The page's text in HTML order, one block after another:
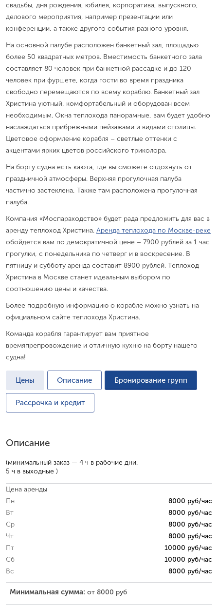
свадьбы, дня рождения, юбилея, корпоратива, выпускного,
делового мероприятия, например презентации или
конференции, а также другого события разного уровня.
На основной палубе расположен банкетный зал, площадью
более 50 квадратных метров. Вместимость банкетного зала
составляет 80 человек при банкетной рассадке и до 120
человек при фуршете, когда гости во время праздника
свободно перемещаются по всему кораблю. Банкетный зал
Христина уютный, комфортабельный и оборудован всем
необходимым. Окна теплохода панорамные, вам будет удобно
наслаждаться прибрежными пейзажами и видами столицы.
Цветовое оформление корабля – светлые оттенки с
акцентами ярких цветов российского триколора.
На борту судна есть каюта, где вы сможете отдохнуть от
праздничной атмосферы. Верхняя прогулочная палуба
частично застеклена, Также там расположена прогулочная
палуба.
Компания «Моспараходство» будет рада предложить для вас в
аренду теплоход Христина. Аренда теплохода по Москве-реке
обойдется вам по демократичной цене – 7900 рублей за 1 час
прогулки, с понедельника по четверг и в воскресение. В
пятницу и субботу аренда составит 8900 рублей. Теплоход
Христина в Москве станет идеальным выбором по
соотношению цены и качества.
Более подробную информацию о корабле можно узнать на
официальном сайте теплохода Христина.
Команда корабля гарантирует вам приятное
времяпрепровождение и отличную кухню на борту нашего
судна!
Цены Описание Бронирование групп
Рассрочка и кредит
Описание
(минимальный заказ — 4 ч в рабочие дни,
5 ч в выходные )
Цена аренды
Пн
8000 руб/час
Вт
8000 руб/час
Ср
8000 руб/час
Чт
8000 руб/час
Пт
10000 руб/час
Сб
10000 руб/час
Вс
8000 руб/час
Минимальная сумма: от 8000 руб